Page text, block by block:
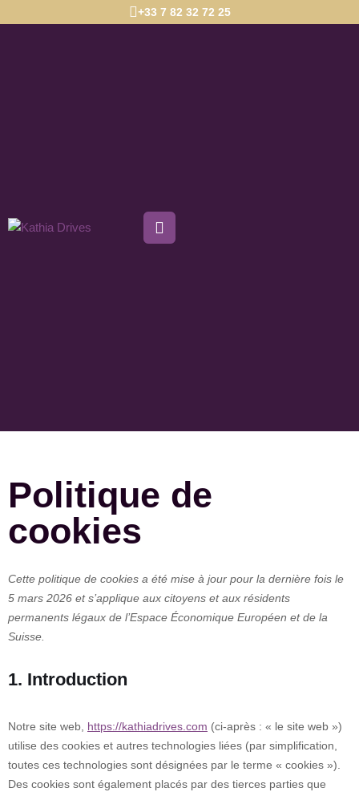
+33 7 82 32 72 25
Politique de
cookies
Cette politique de cookies a été mise à jour pour la dernière fois le
5 mars 2026 et s’applique aux citoyens et aux résidents
permanents légaux de l’Espace Économique Européen et de la
Suisse.
1. Introduction
Notre site web, https://kathiadrives.com (ci-après : « le site web »)
utilise des cookies et autres technologies liées (par simplification,
toutes ces technologies sont désignées par le terme « cookies »).
Des cookies sont également placés par des tierces parties que